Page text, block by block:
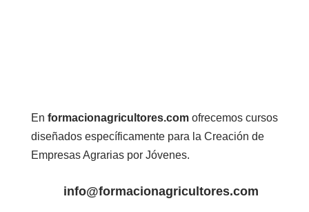
En formacionagricultores.comofrecemos cursos
diseñados específicamente para la Creación de
Empresas Agrarias por Jóvenes.
info@formacionagricultores.com